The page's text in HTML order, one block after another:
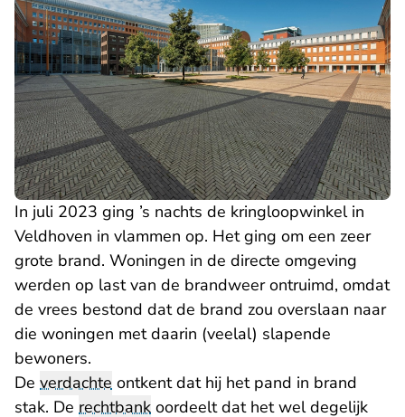
In juli 2023 ging ’s nachts de kringloopwinkel in
Veldhoven in vlammen op. Het ging om een zeer
grote brand. Woningen in de directe omgeving
werden op last van de brandweer ontruimd, omdat
de vrees bestond dat de brand zou overslaan naar
die woningen met daarin (veelal) slapende
bewoners.
De verdachte ontkent dat hij het pand in brand
stak. De rechtbank oordeelt dat het wel degelijk